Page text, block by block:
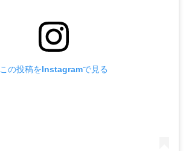
この投稿をInstagramで見る